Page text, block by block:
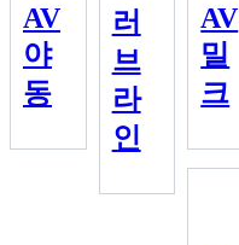
AV
야
동
러
브
라
인
AV
밀
크